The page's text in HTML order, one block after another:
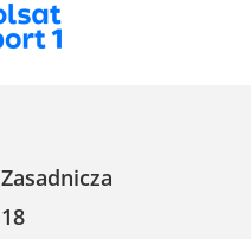
Zasadnicza
18